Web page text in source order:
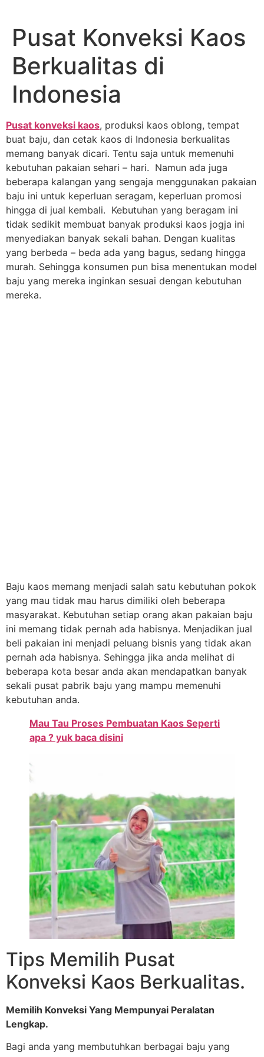
kontenPusat Konveksi Kaos
Berkualitas di
Indonesia
Pusat konveksi kaos, produksi kaos oblong, tempat
buat baju, dan cetak kaos di Indonesia berkualitas
memang banyak dicari. Tentu saja untuk memenuhi
kebutuhan pakaian sehari – hari. Namun ada juga
beberapa kalangan yang sengaja menggunakan pakaian
baju ini untuk keperluan seragam, keperluan promosi
hingga di jual kembali. Kebutuhan yang beragam ini
tidak sedikit membuat banyak produksi kaos jogja ini
menyediakan banyak sekali bahan. Dengan kualitas
yang berbeda – beda ada yang bagus, sedang hingga
murah. Sehingga konsumen pun bisa menentukan model
baju yang mereka inginkan sesuai dengan kebutuhan
mereka.
Baju kaos memang menjadi salah satu kebutuhan pokok
yang mau tidak mau harus dimiliki oleh beberapa
masyarakat. Kebutuhan setiap orang akan pakaian baju
ini memang tidak pernah ada habisnya. Menjadikan jual
beli pakaian ini menjadi peluang bisnis yang tidak akan
pernah ada habisnya. Sehingga jika anda melihat di
beberapa kota besar anda akan mendapatkan banyak
sekali pusat pabrik baju yang mampu memenuhi
kebutuhan anda.
Mau Tau Proses Pembuatan Kaos Seperti
apa ? yuk baca disini
Tips Memilih Pusat
Konveksi Kaos Berkualitas.
Memilih Konveksi Yang Mempunyai Peralatan
Lengkap.
Bagi anda yang membutuhkan berbagai baju yang